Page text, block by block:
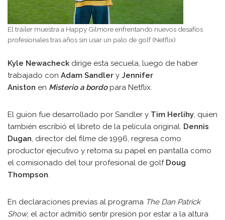
El tráiler muestra a Happy Gilmore enfrentando nuevos desafíos
profesionales tras años sin usar un palo de golf (Netflix)
Kyle Newacheck dirige esta secuela, luego de haber
trabajado con Adam Sandler y Jennifer
Aniston en Misterio a bordopara Netflix.
El guion fue desarrollado por Sandler y Tim Herlihy, quien
también escribió el libreto de la película original. Dennis
Dugan, director del filme de 1996, regresa como
productor ejecutivo y retoma su papel en pantalla como
el comisionado del tour profesional de golf Doug
Thompson.
En declaraciones previas al programa The Dan Patrick
Show, el actor admitió sentir presión por estar a la altura